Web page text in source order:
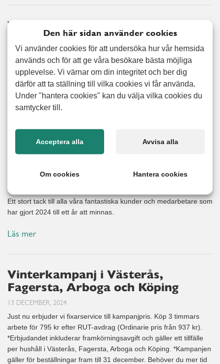
Välkommen våren!
att rensa rabatterna, kratta gångarna och ta bort gamla växter. Vi
erbjuder även bortforsling till återbruket, så att du enkelt kan få en
fräsch start inför säsongen. Men det är inte bara trädgården som
kan behöva en nystart. I och med
vi på Alert Senior!
Ett stort tack till alla våra fantastiska kunder och medarbetare som
har gjort 2024 till ett år att minnas.
Läs mer
Vinterkampanj i Västerås,
Fagersta, Arboga och Köping
13 DECEMBER, 2024
Just nu erbjuder vi fixarservice till kampanjpris. Köp 3 timmars
arbete för 795 kr efter RUT-avdrag (Ordinarie pris från 937 kr).
*Erbjudandet inkluderar framkörningsavgift och gäller ett tillfälle
per hushåll i Västerås, Fagersta, Arboga och Köping. *Kampanjen
gäller för beställningar fram till 31 december. Behöver du mer tid
Den här sidan använder cookies
Vi använder cookies för att undersöka hur vår hemsida
används och för att ge våra besökare bästa möjliga
upplevelse. Vi värnar om din integritet och ber dig
därför att ta ställning till vilka cookies vi får använda.
Under "hantera cookies" kan du välja vilka cookies du
samtycker till.
Acceptera alla Avvisa alla
Om cookies Hantera cookies